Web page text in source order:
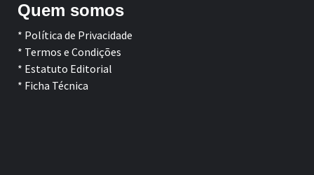
Quem somos
* Política de Privacidade
* Termos e Condições
* Estatuto Editorial
* Ficha Técnica